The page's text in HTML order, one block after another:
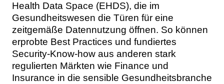
Health Data Space (EHDS), die im
Gesundheitswesen die Türen für eine
zeitgemäße Datennutzung öffnen. So können
erprobte Best Practices und fundiertes
Security-Know-how aus anderen stark
regulierten Märkten wie Finance und
Insurance in die sensible Gesundheitsbranche